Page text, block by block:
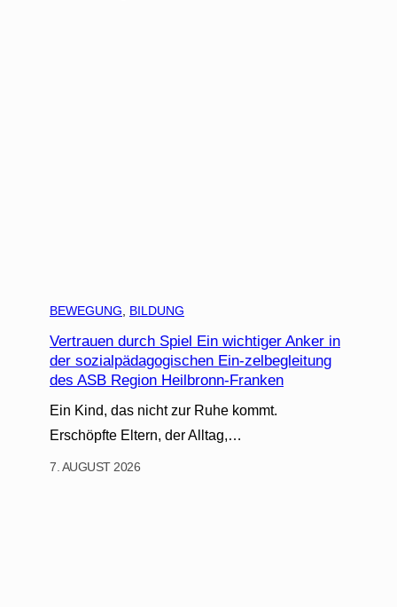
BEWEGUNG BILDUNG
Vertrauen durch Spiel Ein wichtiger Anker in
der sozialpädagogischen Ein-zelbegleitung
des ASB Region Heilbronn-Franken
Ein Kind, das nicht zur Ruhe kommt.
Erschöpfte Eltern, der Alltag,…
7. AUGUST 2026